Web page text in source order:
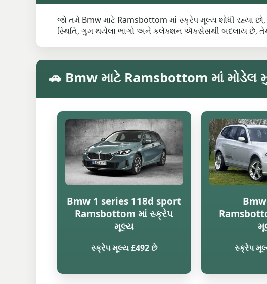
જો તમે Bmw માટે Ramsbottom માં સ્ક્રેપ મૂલ્ય શોધી રહ્યા
સ્થિતિ, ગુમ થયેલા ભાગો અને કલેક્શન ઍક્સેસથી બદલાય છે,
🚗 Bmw માટે Ramsbottom માં
Bmw 1 series 118d sport
Ramsbottom માં સ્ક્રેપ
મૂલ્ય
સ્ક્રેપ મૂલ્ય £492 છે સ્ક્રેપ